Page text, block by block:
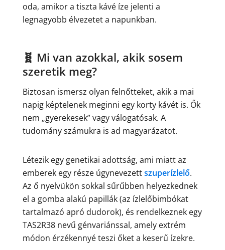
oda, amikor a tiszta kávé íze jelenti a
legnagyobb élvezetet a napunkban.
🧬 Mi van azokkal, akik sosem
szeretik meg?
Biztosan ismersz olyan felnőtteket, akik a mai
napig képtelenek meginni egy korty kávét is. Ők
nem „gyerekesek” vagy válogatósak. A
tudomány számukra is ad magyarázatot.
Létezik egy genetikai adottság, ami miatt az
emberek egy része úgynevezettszuperízlelő.
Az ő nyelvükön sokkal sűrűbben helyezkednek
el a gomba alakú papillák (az ízlelőbimbókat
tartalmazó apró dudorok), és rendelkeznek egy
TAS2R38 nevű génvariánssal, amely extrém
módon érzékennyé teszi őket a keserű ízekre.